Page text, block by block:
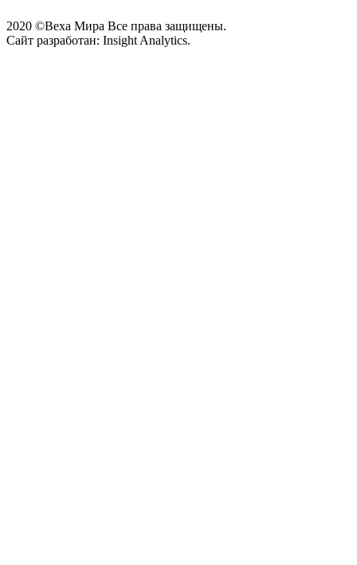
2020 ©Веха Мира Все права защищены.
Сайт разработан: Insight Analytics.